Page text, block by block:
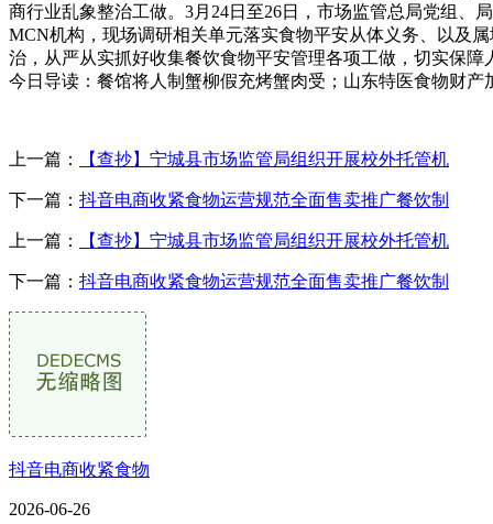
商行业乱象整治工做。3月24日至26日，市场监管总局党组
MCN机构，现场调研相关单元落实食物平安从体义务、以及
治，从严从实抓好收集餐饮食物平安管理各项工做，切实保
今日导读：餐馆将人制蟹柳假充烤蟹肉受；山东特医食物财产
上一篇： 【查抄】宁城县市场监管局组织开展校外托管机
下一篇： 抖音电商收紧食物运营规范全面售卖推广餐饮制
上一篇： 【查抄】宁城县市场监管局组织开展校外托管机
下一篇： 抖音电商收紧食物运营规范全面售卖推广餐饮制
抖音电商收紧食物
2026-06-26